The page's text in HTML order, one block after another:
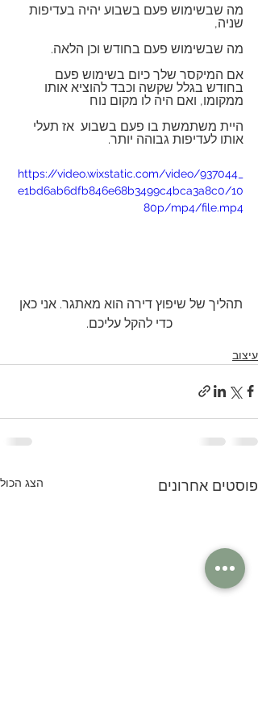
מה שבשימוש פעם בשבוע יהיה בעדיפות
שניה,
מה שבשימוש פעם בחודש וכן הלאה.
אם המיקסר שלך כיום בשימוש פעם
בחודש בגלל שקשה וכבד להוציא אותו
ממקומו, ואם היה לו מקום נוח
היית משתמשת בו פעם בשבוע אז תעלי
אותו לעדיפות גבוהה יותר.
https://video.wixstatic.com/video/937044_
e1bd6ab6dfb846e68b3499c4bca3a8c0/10
80p/mp4/file.mp4
תהליך של שיפוץ דירה הוא מאתגר. אני כאן
כדי להקל עליכם.
עיצוב
פוסטים אחרונים הצג הכול